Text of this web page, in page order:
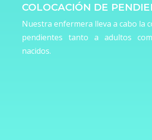
COLOCACIÓN DE
Nuestra enfermera lleva a cabo la
pendientes tanto a adultos
nacidos.